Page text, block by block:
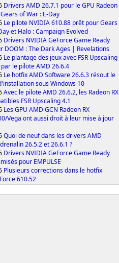
Drivers AMD 26.7.1 pour le GPU Radeon
of War : E-Day
Le pilote NVIDIA 610.88 prêt pour Gears
et Halo : Campaign Evolved
Drivers NVIDIA GeForce Game Ready
DOOM : The Dark Ages | Revelations
Le plantage des jeux avec FSR Upscaling
le pilote AMD 26.6.4
Le hotfix AMD Software 26.6.3 résout le
sous Windows 10
Avec le pilote AMD 26.6.2, les Radeon RX
FSR Upscaling 4.1
Les GPU AMD GCN Radeon RX
Vega ont aussi droit à leur mise à jour
Quoi de neuf dans les drivers AMD
26.5.2 et 26.6.1 ?
Drivers NVIDIA GeForce Game Ready
pour EMPULSE
Plusieurs corrections dans le hotfix
610.52